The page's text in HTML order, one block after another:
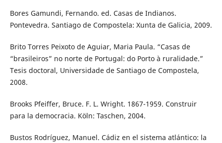
Bores Gamundi, Fernando. ed. Casas de Indianos.
Pontevedra. Santiago de Compostela: Xunta de Galicia, 2009.
Brito Torres Peixoto de Aguiar, Maria Paula. “Casas de
“brasileiros” no norte de Portugal: do Porto à ruralidade.”
Tesis doctoral, Universidade de Santiago de Compostela,
2008.
Brooks Pfeiffer, Bruce. F. L. Wright. 1867-1959. Construir
para la democracia. Köln: Taschen, 2004.
Bustos Rodríguez, Manuel. Cádiz en el sistema atlántico: la